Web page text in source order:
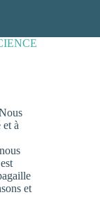
et à
et